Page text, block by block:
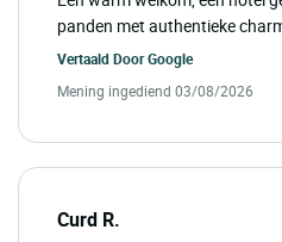
panden met authentieke
Vertaald DoorGoogle
Mening ingediend 03/08/2026
Curd R.